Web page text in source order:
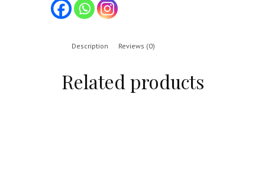
Description Reviews (0)
Related products